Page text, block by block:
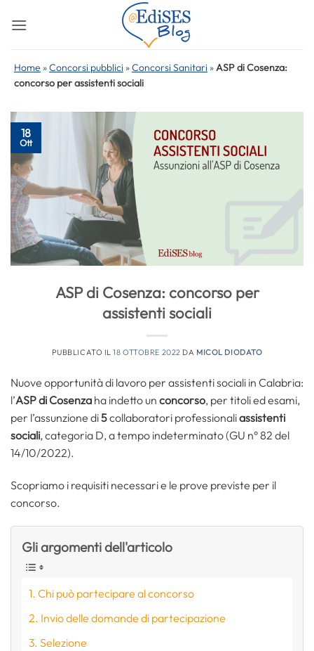
Home »Concorsi pubblici »Concorsi Sanitari »ASP di Cosenza:
concorso per assistenti sociali
18
Ott
ASP di Cosenza: concorso per
assistenti sociali
PUBBLICATO IL18 OTTOBRE 2022 DA MICOL DIODATO
Nuove opportunità di lavoro per assistenti sociali in Calabria:
l’ASP di Cosenza ha indetto un concorso, per titoli ed esami,
per l’assunzione di5collaboratori professionaliassistenti
sociali, categoria D, a tempo indeterminato (GU n° 82 del
14/10/2022).
Scopriamo i requisiti necessari e le prove previste per il
concorso.
Gli argomenti dell'articolo
Chi può partecipare al concorso
Invio delle domande di partecipazione
Selezione